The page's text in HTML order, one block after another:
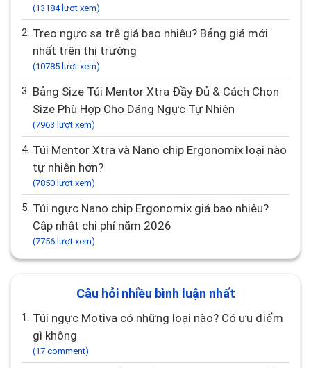
(13184 lượt xem)
2. Treo ngực sa trễ giá bao nhiêu? Bảng giá mới
nhất trên thị trường
(10785 lượt xem)
3. Bảng Size Túi Mentor Xtra Đầy Đủ & Cách Chọn
Size Phù Hợp Cho Dáng Ngực Tự Nhiên
(7963 lượt xem)
4. Túi Mentor Xtra và Nano chip Ergonomix loại nào
tự nhiên hơn?
(7850 lượt xem)
5. Túi ngực Nano chip Ergonomix giá bao nhiêu?
Cập nhật chi phí năm 2026
(7756 lượt xem)
Câu hỏi nhiều bình luận nhất
1. Túi ngực Motiva có những loại nào? Có ưu điểm
gì không
(17 comment)